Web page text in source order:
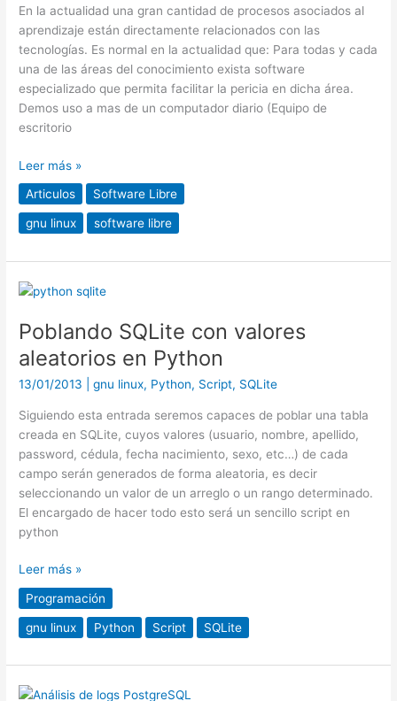
En la actualidad una gran cantidad de procesos asociados al
aprendizaje están directamente relacionados con las
tecnologías. Es normal en la actualidad que: Para todas y cada
una de las áreas del conocimiento exista software
especializado que permita facilitar la pericia en dicha área.
Demos uso a mas de un computador diario (Equipo de
escritorio
aprendizaje
Leer más »
Articulos Software Libre
gnu linux software libre
Poblando SQLite con valores
aleatorios en Python
13/01/2013 |gnu linux, Python, Script, SQLite
Siguiendo esta entrada seremos capaces de poblar una tabla
creada en SQLite, cuyos valores (usuario, nombre, apellido,
password, cédula, fecha nacimiento, sexo, etc…) de cada
campo serán generados de forma aleatoria, es decir
seleccionando un valor de un arreglo o un rango determinado.
El encargado de hacer todo esto será un sencillo script en
python
Poblando
con
valores
aleatorios
en
Leer más »
Programación
gnu linux Python Script SQLite
pgFouine